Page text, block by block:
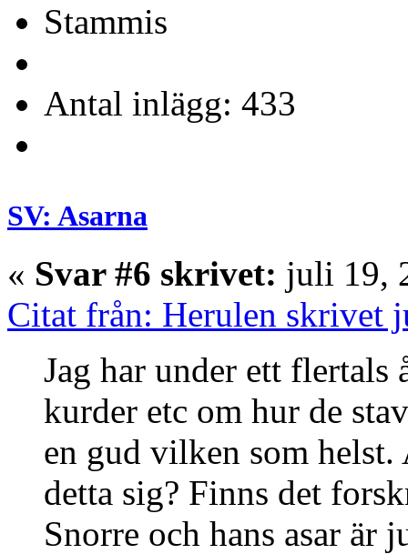
Stammis
Antal inlägg: 433
SV: Asarna
« Svar #6 skrivet: juli 19,
Citat från: Herulen skrivet
Jag har under ett flertals
kurder etc om hur de
en gud vilken som
detta sig? Finns det
Snorre och hans asar är